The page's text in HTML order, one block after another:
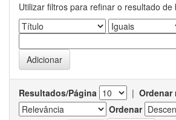
Utilizar filtros para refinar o resultado de
Resultados/Página |
Ordenar